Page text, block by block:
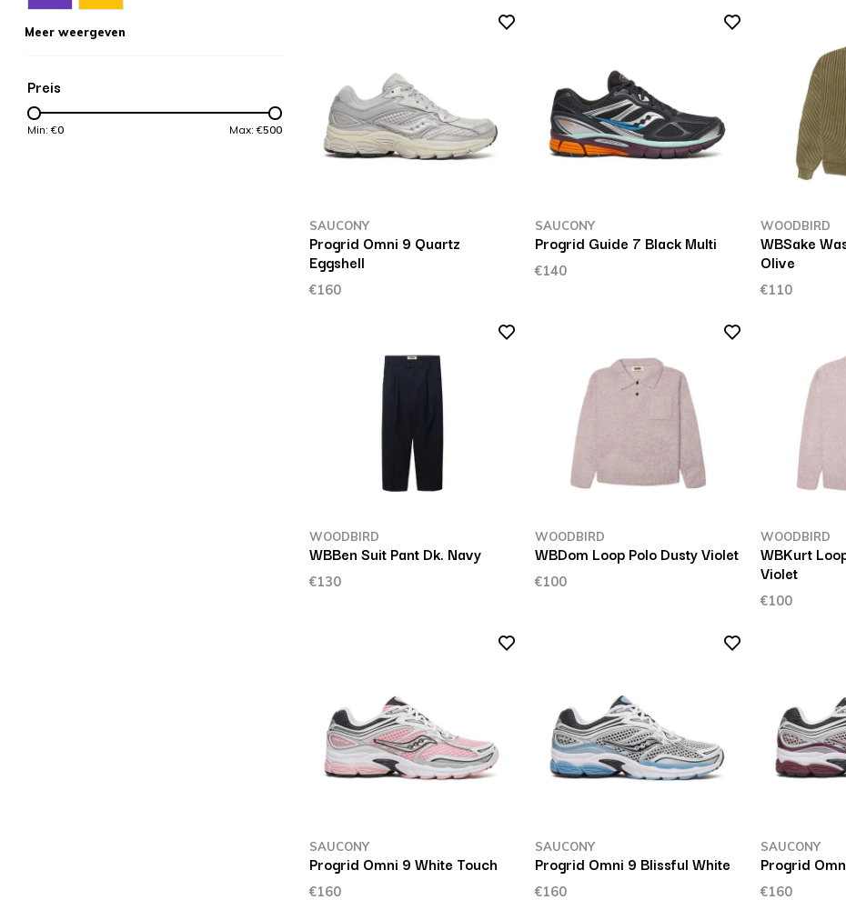
Meer weergeven
Preis
Min: €0 Max: €500
SAUCONY
Progrid Omni 9 Quartz
Eggshell
€160
SAUCONY
Progrid Guide 7 Black Multi
€140
WOODBIRD
WBSake
Olive
€110
WOODBIRD
WBBen Suit Pant Dk. Navy
€130
WOODBIRD
WBDom Loop Polo Dusty Violet
€100
WOODBIRD
WBKurt
Violet
€100
SAUCONY
Progrid Omni 9 White Touch
€160
SAUCONY
Progrid Omni 9 Blissful White
€160
SAUCONY
Progrid
€160